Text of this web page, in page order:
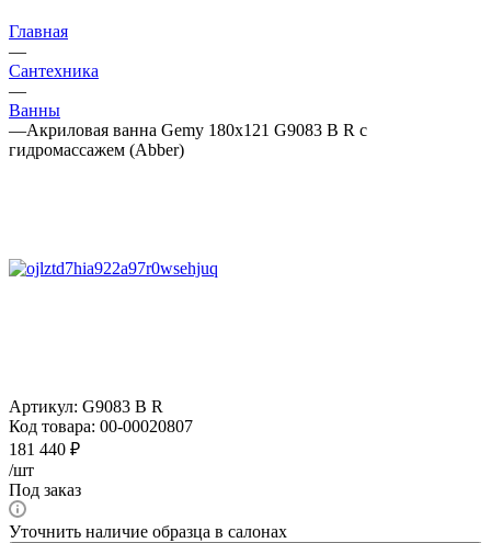
Главная
—
Сантехника
—
Ванны
—Акриловая ванна Gemy 180х121 G9083 B R с
гидромассажем (Abber)
Артикул: G9083 B R
Код товара: 00-00020807
181 440 ₽
/шт
Под заказ
Уточнить наличие образца в салонах